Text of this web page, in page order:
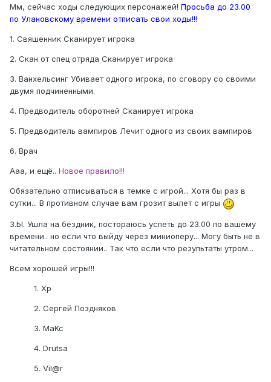
Мм, сейчас ходы следующих персонажей! Просьба до 23.00
по Улановскому времени отписать свои ходы!!!
1. Свяшенник Сканирует игрока
2. Скан от спец отряда Сканирует игрока
3. Ванхельсинг Убивает одного игрока, по сговору со своими
двумя подчиненными.
4. Предводитель оборотней Сканирует игрока
5. Предводитель вампиров Лечит одного из своих вампиров
6. Врач
Ааа, и ещё.. Новое правило!!!
Обязательно отписываться в темке с игрой... Хотя бы раз в
сутки... В противном случае вам грозит вылет с игры
З.Ы. Ушла на бёздник, постораюсь успеть до 23.00 по вашему
времени.. но если что выйду через миниоперу... Могу быть не в
читательном состоянии.. Так что если что результаты утром...
Всем хорошей игры!!!
1. Хр
2. Сергей Поздняков
3. MaKc
4. Drutsa
5. Vil@r